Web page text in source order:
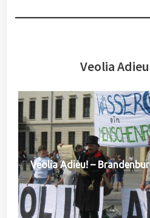
Veolia
Veolia Adieu! –